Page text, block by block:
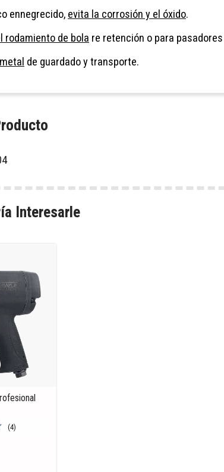
ennegrecido, evita la corrosión y el óxido.
rodamiento de bola re retención o para
de guardado y transporte.
Interesarle
(4)